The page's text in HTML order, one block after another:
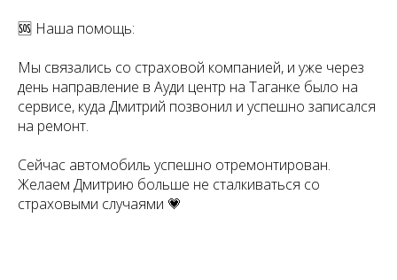
🆘 Наша помощь:
Мы связались со страховой компанией, и уже через
день направление в Ауди центр на Таганке было на
сервисе, куда Дмитрий позвонил и успешно записался
на ремонт.
Сейчас автомобиль успешно отремонтирован.
Желаем Дмитрию больше не сталкиваться со
страховыми случаями 💗